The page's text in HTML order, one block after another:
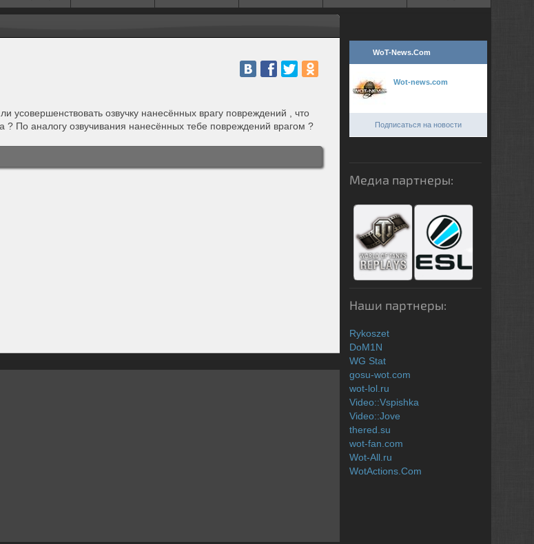
усовершенствовать озвучку нанесённых врагу повреждений , что
? По аналогу озвучивания нанесённых тебе повреждений врагом ?
WoT-News.Com
Wot-news.com
Подписаться на новости
Медиа партнеры:
Наши партнеры:
Rykoszet
DoM1N
WG Stat
gosu-wot.com
wot-lol.ru
Video::Vspishka
Video::Jove
thered.su
wot-fan.com
Wot-All.ru
WotActions.Com